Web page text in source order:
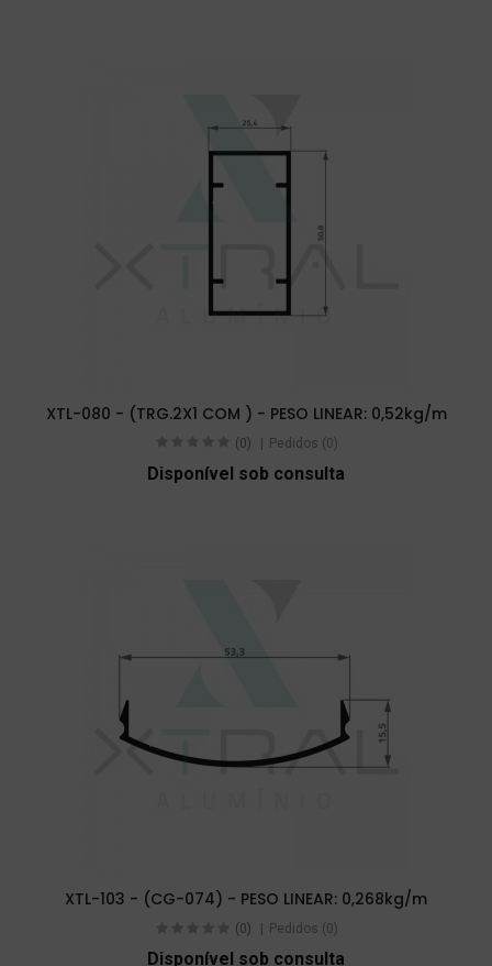
XTL-080 - (TRG.2X1 COM ) - PESO LINEAR: 0,52kg/m
(0) Pedidos (0)
Disponível sob consulta
XTL-103 - (CG-074) - PESO LINEAR: 0,268kg/m
(0) Pedidos (0)
Disponível sob consulta